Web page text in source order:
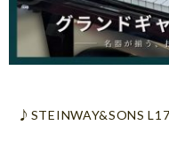
♪STEINWAY&SONS